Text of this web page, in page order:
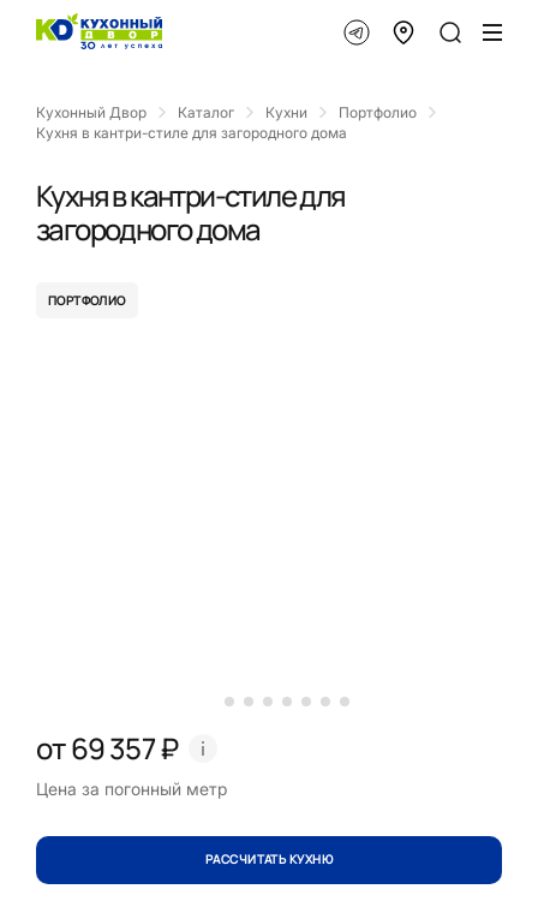
Кухонный Двор Каталог Кухни
Портфолио
Кухня в кантри-стиле для загородного дома
Кухня в кантри-стиле для
загородного дома
ПОРТФОЛИО
от 69 357 ₽
Цена за погонный метр
РАССЧИТАТЬ КУХНЮ